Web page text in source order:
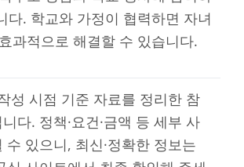
다. 학교와 가정이 협력하면 자녀
과적으로 해결할 수 있습니다.
성 시점 기준 자료를 정리한 참
다. 정책·요건·금액 등 세부 사
수 있으니, 최신·정확한 정보는